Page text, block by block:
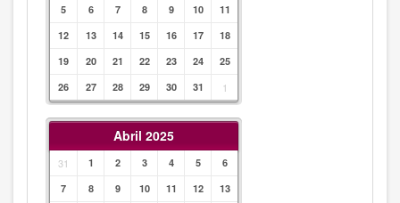
5 6 7 8 9 10
11
12
13 14 15 16 17
18
19
20 21 22 23 24
25
26
27 28 29 30 31 1
Abril 2025
31 1 2 3 4 5
6
7
8 9 10 11 12
13